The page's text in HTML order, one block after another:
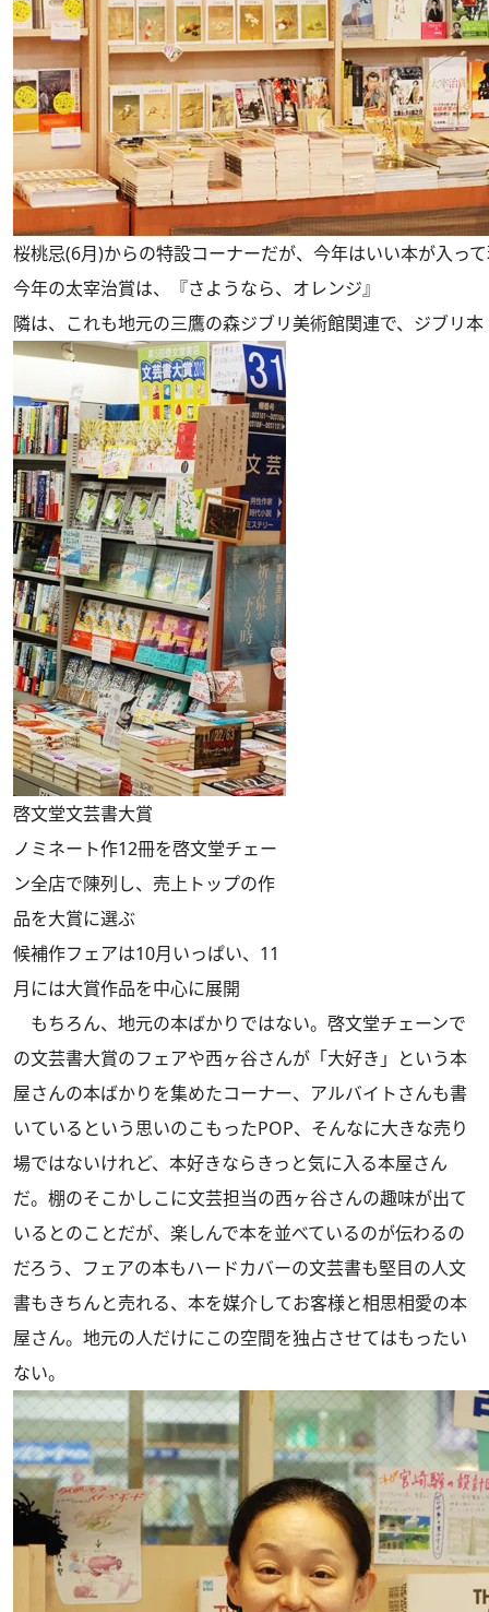
桜桃忌(6月)からの特設コーナーだが、今年はいい本が入っ
今年の太宰治賞は、『さようなら、オレンジ』
隣は、これも地元の三鷹の森ジブリ美術館関連で、ジブリ本
啓文堂文芸書大賞
ノミネート作12冊を啓文堂チェー
ン全店で陳列し、売上トップの作
品を大賞に選ぶ
候補作フェアは10月いっぱい、11
月には大賞作品を中心に展開
もちろん、地元の本ばかりではない。啓文堂チェーンで
の文芸書大賞のフェアや西ヶ谷さんが「大好き」という本
屋さんの本ばかりを集めたコーナー、アルバイトさんも書
いているという思いのこもったPOP、そんなに大きな売り
場ではないけれど、本好きならきっと気に入る本屋さん
だ。棚のそこかしこに文芸担当の西ヶ谷さんの趣味が出て
いるとのことだが、楽しんで本を並べているのが伝わるの
だろう、フェアの本もハードカバーの文芸書も堅目の人文
書もきちんと売れる、本を媒介してお客様と相思相愛の本
屋さん。地元の人だけにこの空間を独占させてはもったい
ない。